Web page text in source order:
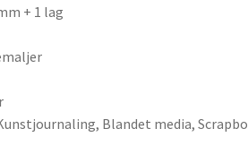
+ 1 lag
Blandet media, Scrapbo